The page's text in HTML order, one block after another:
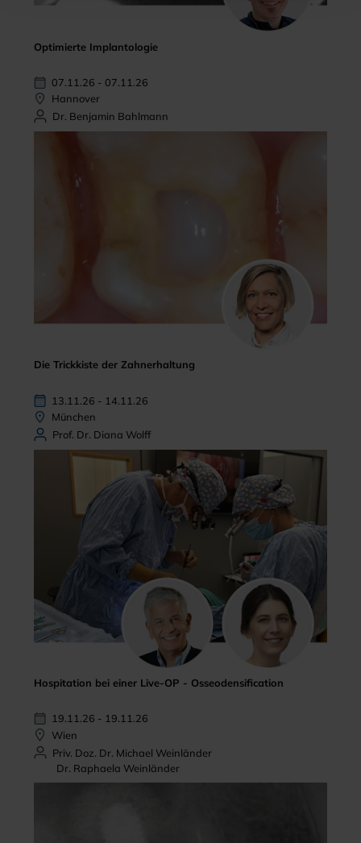
Optimierte Implantologie
07.11.26 - 07.11.26
Hannover
Dr. Benjamin Bahlmann
Die Trickkiste der Zahnerhaltung
13.11.26 - 14.11.26
München
Prof. Dr. Diana Wolff
Hospitation bei einer Live-OP - Osseodensification
19.11.26 - 19.11.26
Wien
Priv. Doz. Dr. Michael Weinländer
Dr. Raphaela Weinländer